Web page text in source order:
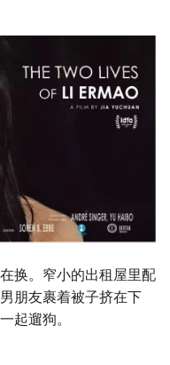
换。窄小的出租屋里配
朋友裹着被子挤在下
起遛狗。